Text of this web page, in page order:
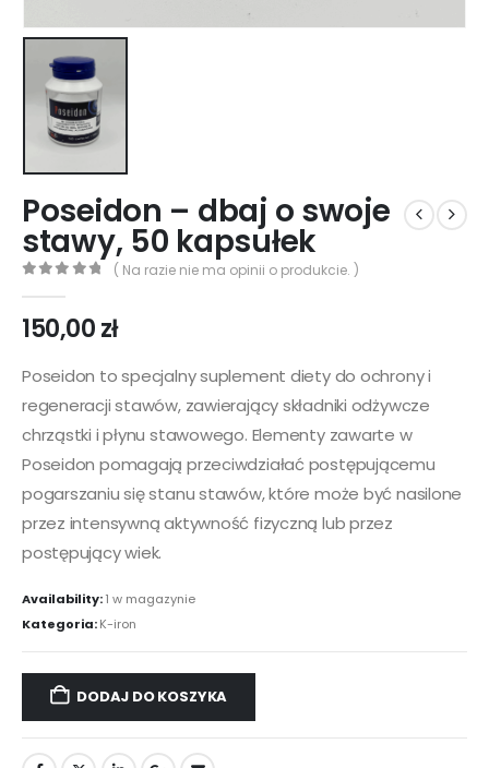
Poseidon – dbaj o swoje
stawy, 50 kapsułek
( Na razie nie ma opinii o produkcie. )
150,00zł
Poseidon to specjalny suplement diety do ochrony i
regeneracji stawów, zawierający składniki odżywcze
chrząstki i płynu stawowego. Elementy zawarte w
Poseidon pomagają przeciwdziałać postępującemu
pogarszaniu się stanu stawów, które może być nasilone
przez intensywną aktywność fizyczną lub przez
postępujący wiek.
Availability:1 w magazynie
Kategoria:K-iron
DODAJ DO KOSZYKA